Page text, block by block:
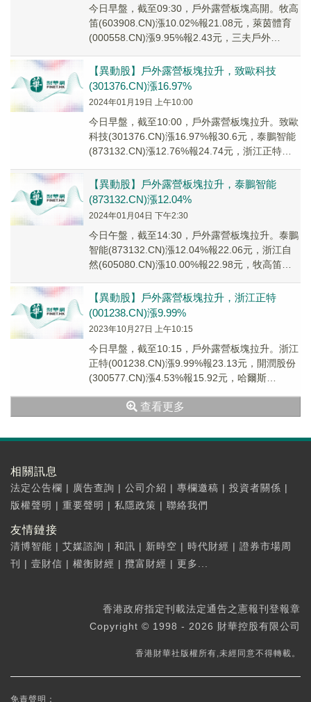
今日早盤，截至09:30，戶外露營板塊高開。牧高
笛(603908.CN)漲10.02%報21.08元，萊茵體育
(000558.CN)漲9.95%報2.43元，三夫戶外
【異動股】戶外露營板塊拉升，致歐科技
(301376.CN)漲16.97%
2024年01月19日 上午10:00
今日早盤，截至10:00，戶外露營板塊拉升。致歐
科技(301376.CN)漲16.97%報30.6元，泰鵬智能
(873132.CN)漲12.76%報24.74元，浙江正特
【異動股】戶外露營板塊拉升，泰鵬智能
(873132.CN)漲12.04%
2024年01月04日 下午2:30
今日午盤，截至14:30，戶外露營板塊拉升。泰鵬
智能(873132.CN)漲12.04%報22.06元，浙江自
然(605080.CN)漲10.00%報22.98元，牧高笛
【異動股】戶外露營板塊拉升，浙江正特
(001238.CN)漲9.99%
2023年10月27日 上午10:15
今日早盤，截至10:15，戶外露營板塊拉升。浙江
正特(001238.CN)漲9.99%報23.13元，開潤股份
(300577.CN)漲4.53%報15.92元，哈爾斯
查看更多
相關訊息
法定公告欄 | 廣告查詢 | 公司介紹 | 專欄邀稿 | 投資者關係 |
版權聲明 | 重要聲明 | 私隱政策 | 聯絡我們
友情鏈接
清博智能 | 艾媒諮詢 | 和訊 | 新時空 | 時代財經 | 證券市場周
刊
| 壹財信 | 權衡財經 | 攬富財經 | 更多...
香港政府指定刊載法定通告之憲報刊登報章
Copyright © 1998 - 2026 財華控股有限公司
香港財華社版權所有,未經同意不得轉載。
免責聲明：